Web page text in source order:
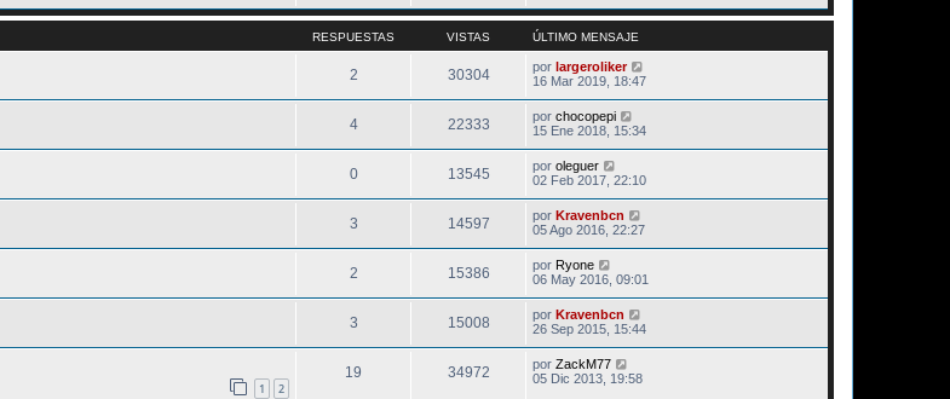
RESPUESTAS VISTAS ÚLTIMO MENSAJE
2 30304 por largeroliker
16 Mar 2019, 18:47
4 22333 por chocopepi
15 Ene 2018, 15:34
0 13545 por oleguer
02 Feb 2017, 22:10
3 14597 por Kravenbcn
05 Ago 2016, 22:27
2 15386 por Ryone
06 May 2016, 09:01
3 15008 por Kravenbcn
26 Sep 2015, 15:44
1 2
19 34972 por ZackM77
05 Dic 2013, 19:58